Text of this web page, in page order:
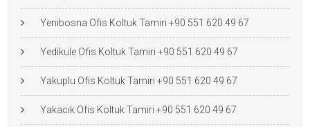
Yenibosna Ofis Koltuk Tamiri +90 551 620 49 67
Yedikule Ofis Koltuk Tamiri +90 551 620 49 67
Yakuplu Ofis Koltuk Tamiri +90 551 620 49 67
Yakacık Ofis Koltuk Tamiri +90 551 620 49 67